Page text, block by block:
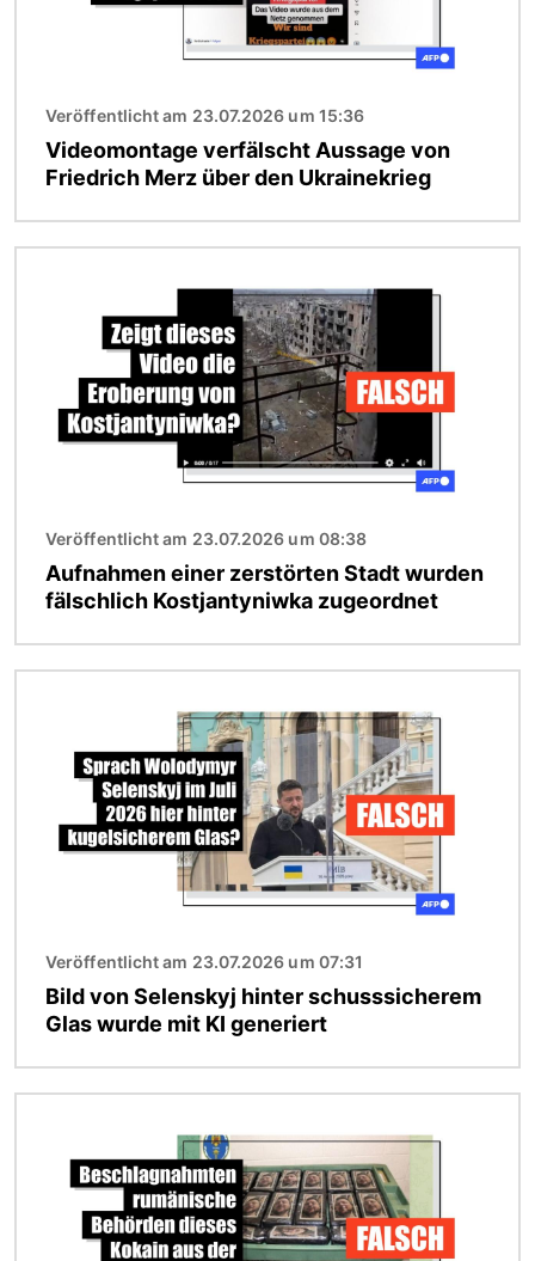
Veröffentlicht am 23.07.2026 um 15:36
Videomontage verfälscht Aussage von
Friedrich Merz über den Ukrainekrieg
Veröffentlicht am 23.07.2026 um 08:38
Aufnahmen einer zerstörten Stadt wurden
fälschlich Kostjantyniwka zugeordnet
Veröffentlicht am 23.07.2026 um 07:31
Bild von Selenskyj hinter schusssicherem
Glas wurde mit KI generiert